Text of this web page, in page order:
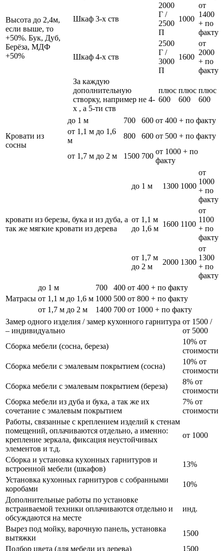
Высота до 2,4м,
если выше, то
+50%. Бук, Дуб,
Берёза, МДФ
+50%
Шкаф 3-х ств
2000
Г /
2500
П
1000
от
1400
+ по
факту
Шкаф 4-х ств
2500
Г /
3000
П
1600
от
2000
+ по
факту
За каждую
дополнительную
створку, например не 4-
х , а 5-ти ств
плюс
600
плюс
600
плюс
600
Кровати из
сосны
до 1 м 700 600 от 400 + по факту
от 1,1 м до 1,6
м
800 600 от 500 + по факту
от 1,7 м до 2 м 1500 700
от 1000 + по
факту
кровати из березы, бука и из дуба, а
так же мягкие кровати из дерева
до 1 м 1300 1000
от
1000
+ по
факту
от 1,1 м
до 1,6 м
1600 1100
от
1100
+ по
факту
от 1,7 м
до 2 м
2000 1300
от
1300
+ по
факту
Матрасы
до 1 м 700 400 от 400 + по факту
от 1,1 м до 1,6 м 1000 500 от 800 + по факту
от 1,7 м до 2 м
1400 700 от 1000 + по факту
Замер одного изделия / замер кухонного гарнитура
– индивидуально
от 1500 /
от 5000
Сборка мебели (сосна, береза)
10% от
стоимости
Сборка мебели с эмалевым покрытием (сосна)
10% от
стоимости
Сборка мебели с эмалевым покрытием (береза)
8% от
стоимости
Сборка мебели из дуба и бука, а так же их
сочетание с эмалевым покрытием
7% от
стоимости
Работы, связанные с креплением изделий к стенам
помещений, оплачиваются отдельно, а именно:
крепление зеркала, фиксация неустойчивых
элементов и т.д.
от 1000
Сборка и установка кухонных гарнитуров и
встроенной мебели (шкафов)
13%
Установка кухонных гарнитуров с собранными
коробами
10%
Дополнительные работы по установке
встраиваемой техники оплачиваются отдельно и
обсуждаются на месте
инд.
Вырез под мойку, варочную панель, установка
вытяжки
1500
Подбор цвета (для мебели из дерева)
1500